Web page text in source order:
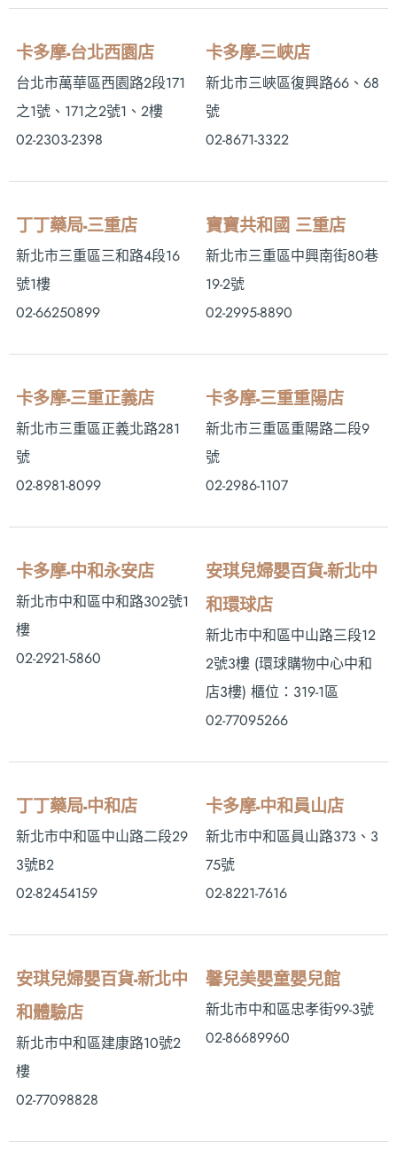
卡多摩-台北西園店
台北市萬華區西園路2段171
之1號、171之2號1、2樓
02-2303-2398
卡多摩-三峽店
新北市三峽區復興路66、68
號
02-8671-3322
丁丁藥局-三重店
新北市三重區三和路4段16
號1樓
02-66250899
寶寶共和國 三重店
新北市三重區中興南街80巷
19-2號
02-2995-8890
卡多摩-三重正義店
新北市三重區正義北路281
號
02-8981-8099
卡多摩-三重重陽店
新北市三重區重陽路二段9
號
02-2986-1107
卡多摩-中和永安店
新北市中和區中和路302號1
樓
02-2921-5860
安琪兒婦嬰百貨-新北中
和環球店
新北市中和區中山路三段12
2號3樓 (環球購物中心中和
店3樓) 櫃位：319-1區
02-77095266
丁丁藥局-中和店
新北市中和區中山路二段29
3號B2
02-82454159
卡多摩-中和員山店
新北市中和區員山路373、3
75號
02-8221-7616
安琪兒婦嬰百貨-新北中
和體驗店
新北市中和區建康路10號2
樓
02-77098828
馨兒美嬰童嬰兒館
新北市中和區忠孝街99-3號
02-86689960